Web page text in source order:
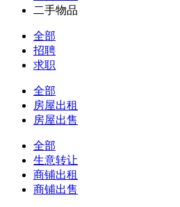
二手物品
全部
招聘
求职
全部
房屋出租
房屋出售
全部
生意转让
商铺出租
商铺出售